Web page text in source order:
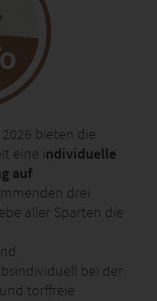
bieten die
eine i ndividuelle
auf
drei
aller Sparten die
bei der
torffreie